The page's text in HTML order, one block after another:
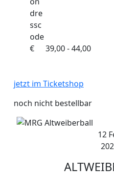
€ 39,00 - 44,00
jetzt im Ticketshop
noch nicht bestellbar
12